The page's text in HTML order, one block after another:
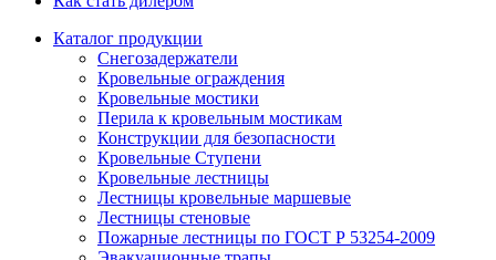
Каталог продукции
Снегозадержатели
Кровельные ограждения
Кровельные мостики
Перила к кровельным мостикам
Конструкции для безопасности
Кровельные Ступени
Кровельные лестницы
Лестницы кровельные маршевые
Лестницы стеновые
Пожарные лестницы по ГОСТ Р 53254-2009